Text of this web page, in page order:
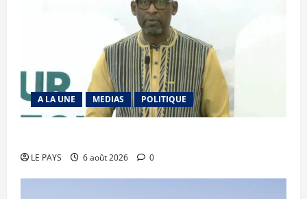
A LA UNE MEDIAS POLITIQUE
LE PAYS 6 août 2026 0